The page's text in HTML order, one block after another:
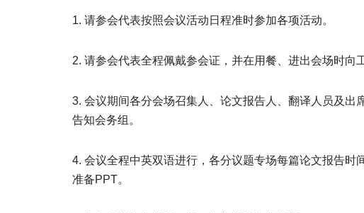
1. 请参会代表按照会议活动日程准时参加各项活动。
2. 请参会代表全程佩戴参会证，并在用餐、进出会场时向
3. 会议期间各分会场召集人、论文报告人、翻译人员及
告知会务组。
4. 会议全程中英双语进行，各分议题专场每篇论文报告
准备PPT。